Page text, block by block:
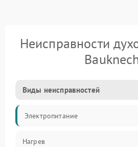
Неисправности
Виды неисправностей
Электропитание
Нагрев